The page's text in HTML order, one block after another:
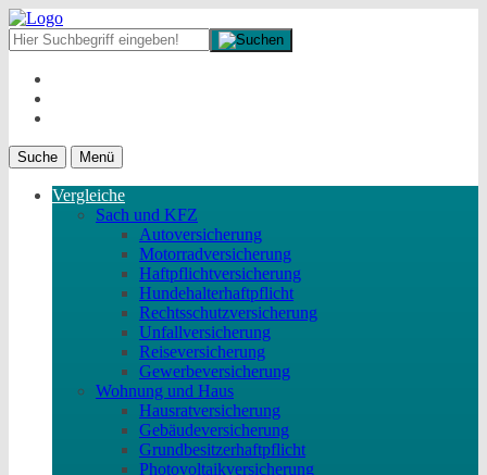
Suche Menü
Vergleiche
Sach und KFZ
Autoversicherung
Motorradversicherung
Haftpflichtversicherung
Hundehalterhaftpflicht
Rechtsschutzversicherung
Unfallversicherung
Reiseversicherung
Gewerbeversicherung
Wohnung und Haus
Hausratversicherung
Gebäudeversicherung
Grundbesitzerhaftpflicht
Photovoltaikversicherung